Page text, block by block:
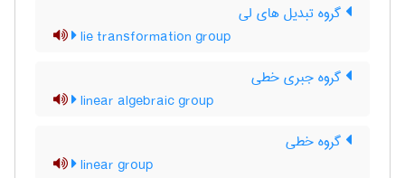
گروه تبدیل های لی
lie transformation group
گروه جبری خطی
linear algebraic group
گروه خطی
linear group